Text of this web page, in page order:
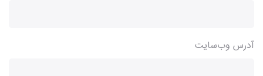
آدرس وب‌سایت